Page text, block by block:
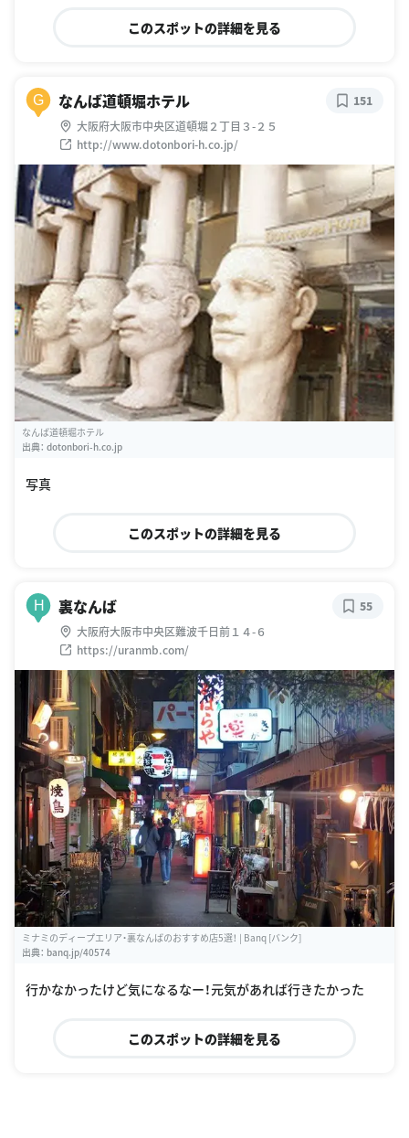
このスポットの詳細を見る
G なんば道頓堀ホテル
大阪府大阪市中央区道頓堀２丁目３-２５
http://www.dotonbori-h.co.jp/
151
なんば道頓堀ホテル
出典： dotonbori-h.co.jp
写真
このスポットの詳細を見る
H 裏なんば
大阪府大阪市中央区難波千日前１４-６
https://uranmb.com/
55
ミナミのディープエリア・裏なんばのおすすめ店5選！ | Banq [バンク]
出典： banq.jp/40574
行かなかったけど気になるなー！元気があれば行きたかった
このスポットの詳細を見る